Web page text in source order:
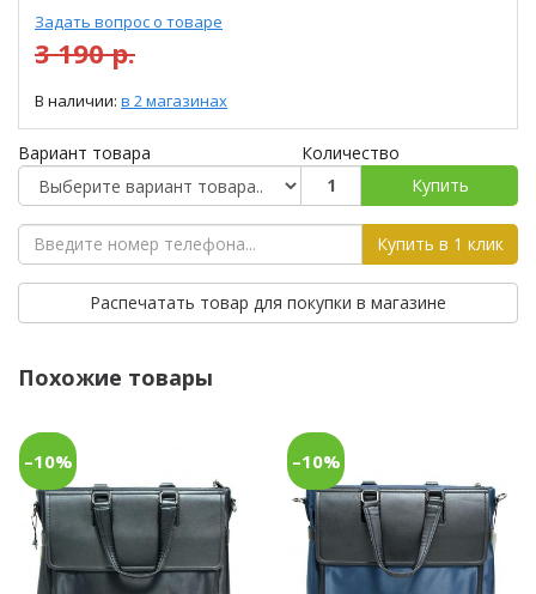
Задать вопрос о товаре
3 190 р.
В наличии: в 2 магазинах
Вариант товара
Количество
Купить
Купить в 1 клик
Распечатать товар для покупки в магазине
Похожие товары
–10% –10%